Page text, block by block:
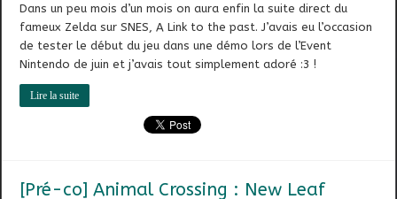
Dans un peu mois d’un mois on aura enfin la suite direct du
fameux Zelda sur SNES, A Link to the past. J’avais eu l’occasion
de tester le début du jeu dans une démo lors de l’Event
Nintendo de juin et j’avais tout simplement adoré :3 !
Lire la suite
[Pré-co] Animal Crossing : New Leaf